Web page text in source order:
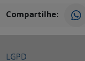
Compartilhe:
LGPD